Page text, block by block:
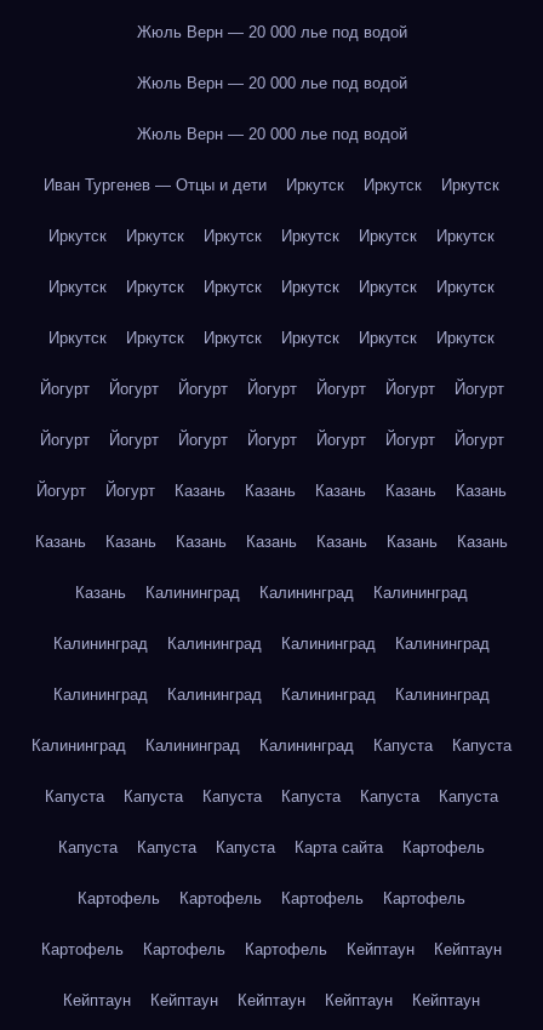
Жюль Верн — 20 000 лье под водой
Жюль Верн — 20 000 лье под водой
Жюль Верн — 20 000 лье под водой
Иван Тургенев — Отцы и дети Иркутск Иркутск Иркутск
Иркутск Иркутск Иркутск Иркутск Иркутск Иркутск
Иркутск Иркутск Иркутск Иркутск Иркутск Иркутск
Иркутск Иркутск Иркутск Иркутск Иркутск Иркутск
Йогурт Йогурт Йогурт Йогурт Йогурт Йогурт Йогурт
Йогурт Йогурт Йогурт Йогурт Йогурт Йогурт Йогурт
Йогурт Йогурт Казань Казань Казань Казань Казань
Казань Казань Казань Казань Казань Казань Казань
Казань Калининград Калининград Калининград
Калининград Калининград Калининград Калининград
Калининград Калининград Калининград Калининград
Калининград Калининград Калининград Капуста Капуста
Капуста Капуста Капуста Капуста Капуста Капуста
Капуста Капуста Капуста Карта сайта Картофель
Картофель Картофель Картофель Картофель
Картофель Картофель Картофель Кейптаун Кейптаун
Кейптаун Кейптаун Кейптаун Кейптаун Кейптаун